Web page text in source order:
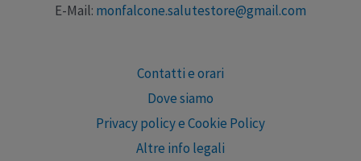
E-Mail: monfalcone.salutestore@gmail.com
Contatti e orari
Dove siamo
Privacy policy e Cookie Policy
Altre info legali